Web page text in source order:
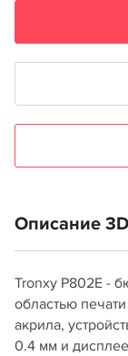
Описание
Tronxy P802E -
областью
акрила,
0.4 мм и